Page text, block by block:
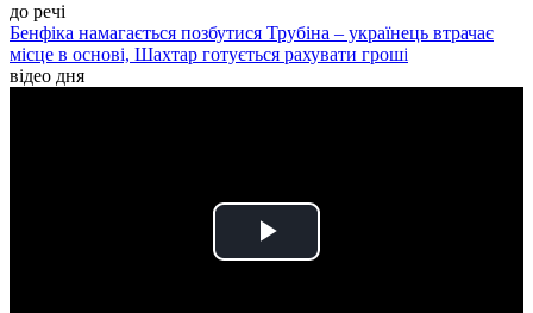
до речі
Бенфіка намагається позбутися Трубіна – українець втрачає
місце в основі, Шахтар готується рахувати гроші
відео дня
Play